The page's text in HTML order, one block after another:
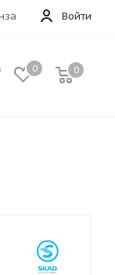
Войти
0 0